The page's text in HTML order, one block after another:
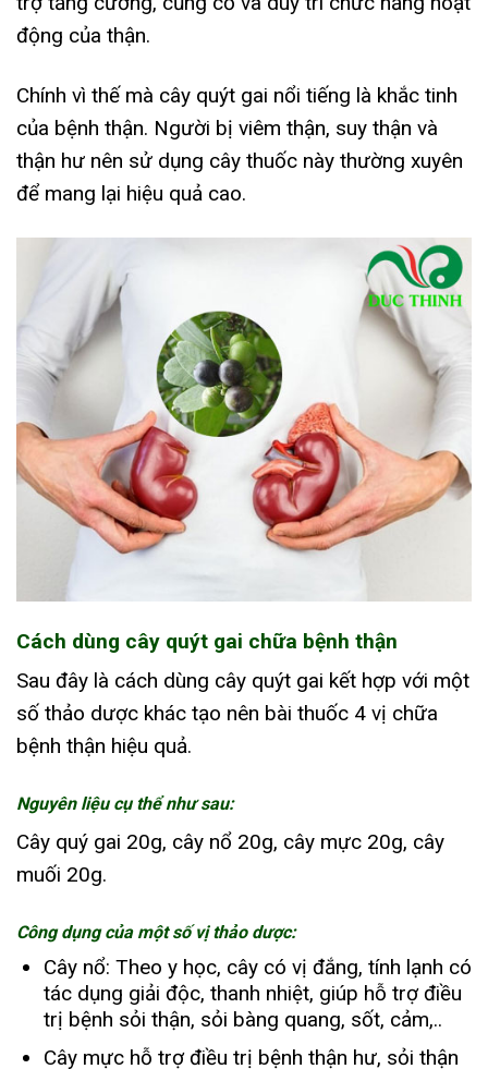
động của thận.
Chính vì thế mà cây quýt gai nổi tiếng là khắc tinh
của bệnh thận. Người bị viêm thận, suy thận và
thận hư nên sử dụng cây thuốc này thường xuyên
để mang lại hiệu quả cao.
Cách dùng cây quýt gai chữa bệnh thận
Sau đây là cách dùng cây quýt gai kết hợp với một
số thảo dược khác tạo nên bài thuốc 4 vị chữa
bệnh thận hiệu quả.
Nguyên liệu cụ thể như sau:
Cây quý gai 20g, cây nổ 20g, cây mực 20g, cây
muối 20g.
Công dụng của một số vị thảo dược:
Cây nổ: Theo y học, cây có vị đắng, tính lạnh có
tác dụng giải độc, thanh nhiệt, giúp hỗ trợ điều
trị bệnh sỏi thận, sỏi bàng quang, sốt, cảm,..
Cây mực hỗ trợ điều trị bệnh thận hư, sỏi thận